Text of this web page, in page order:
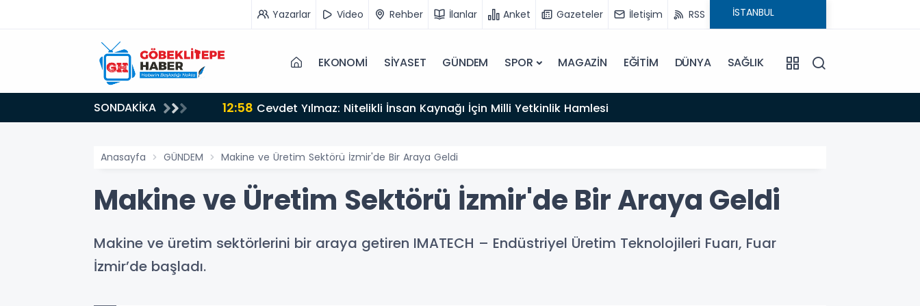
Yazarlar Video Rehber İlanlar Anket Gazeteler İletişim RSS
EKONOMİ SİYASET GÜNDEM SPOR MAGAZİN EĞİTİM DÜNYA SAĞLIK
SONDAKİKA 12:58 Cevdet Yılmaz: Nitelikli İnsan Kaynağı İçin Milli Yetkinlik Hamlesi
Anasayfa GÜNDEM Makine ve Üretim Sektörü İzmir'de Bir Araya Geldi
Makine ve Üretim Sektörü İzmir'de Bir Araya Geldi
Makine ve üretim sektörlerini bir araya getiren IMATECH – Endüstriyel Üretim Teknolojileri Fuarı, Fuar
İzmir’de başladı.